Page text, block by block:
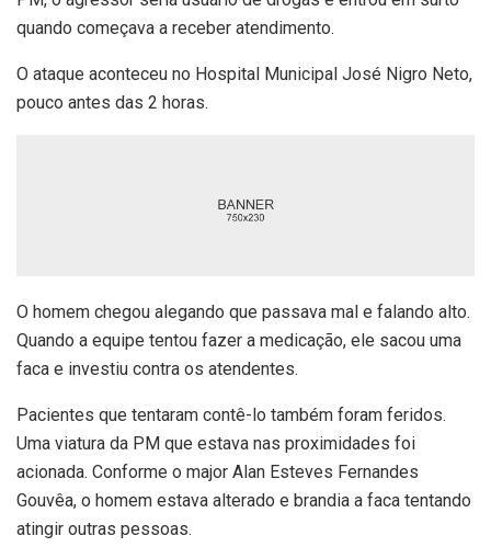
quando começava a receber atendimento.
O ataque aconteceu no Hospital Municipal José Nigro Neto,
pouco antes das 2 horas.
O homem chegou alegando que passava mal e falando alto.
Quando a equipe tentou fazer a medicação, ele sacou uma
faca e investiu contra os atendentes.
Pacientes que tentaram contê-lo também foram feridos.
Uma viatura da PM que estava nas proximidades foi
acionada. Conforme o major Alan Esteves Fernandes
Gouvêa, o homem estava alterado e brandia a faca tentando
atingir outras pessoas.